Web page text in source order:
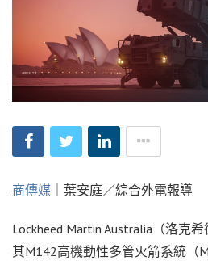
商傳媒 ｜葉安庭／綜合外電報導
Lockheed Martin Australia（洛克
其M142高機動性多管火箭系統（